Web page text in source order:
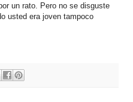
un rato. Pero no se disguste
usted era joven tampoco